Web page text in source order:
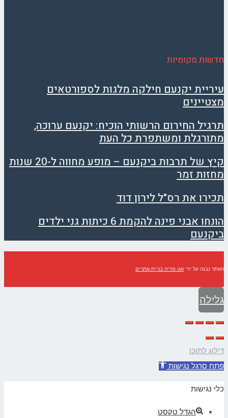
חדשות מקומיות
עיריית יקנעם חילקה מלגות לספורטאים
מצטיינים
תרגיל החירום הרשותי הוכיח: יקנעם ערוכה,
מתורגלת ומשתפרת כל העת
קיץ של תרבות ביקנעם – מופע מחווה ל-20 שנות
מחזות זמר
תכירו את רס"ל לירון דוד
הונחו אבני פינה להקמת 6 כיתות גני ילדים
ביקנעם
האתר נבנה על ידי אגו מדיה בניית אתרים
גלילה
לראש
העמוד
דילוג לתוכן
פתח סרגל נגישות
כלי נגישות
הגדל טקסט